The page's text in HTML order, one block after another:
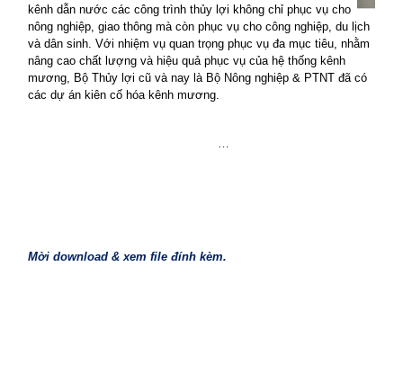
kênh dẫn nước các công trình thủy lợi không chỉ phục vụ cho
nông nghiệp, giao thông mà còn phục vụ cho công nghiệp, du lịch
và dân sinh. Với nhiệm vụ quan trọng phục vụ đa mục tiêu, nhằm
nâng cao chất lượng và hiệu quả phục vụ của hệ thống kênh
mương, Bộ Thủy lợi cũ và nay là Bộ Nông nghiệp & PTNT đã có
các dự án kiên cố hóa kênh mương.
…
Mời download & xem file đính kèm.